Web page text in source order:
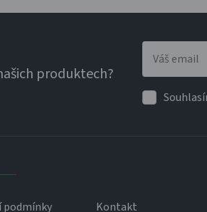
produktech?
podmínky Kontakt